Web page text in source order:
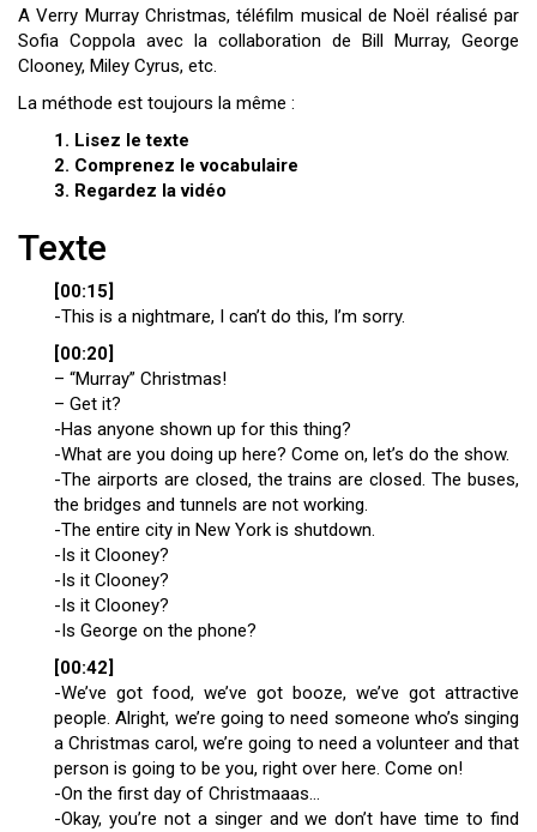
A Verry Murray Christmas, téléfilm musical de Noël réalisé par
Sofia Coppola avec la collaboration de Bill Murray, George
Clooney, Miley Cyrus, etc.
La méthode est toujours la même :
1. Lisez le texte
2. Comprenez le vocabulaire
3. Regardez la vidéo
Texte
[00:15]
-This is a nightmare, I can’t do this, I’m sorry.
[00:20]
– “Murray” Christmas!
– Get it?
-Has anyone shown up for this thing?
-What are you doing up here? Come on, let’s do the show.
-The airports are closed, the trains are closed. The buses,
the bridges and tunnels are not working.
-The entire city in New York is shutdown.
-Is it Clooney?
-Is it Clooney?
-Is it Clooney?
-Is George on the phone?
[00:42]
-We’ve got food, we’ve got booze, we’ve got attractive
people. Alright, we’re going to need someone who’s singing
a Christmas carol, we’re going to need a volunteer and that
person is going to be you, right over here. Come on!
-On the first day of Christmaaas…
-Okay, you’re not a singer and we don’t have time to find